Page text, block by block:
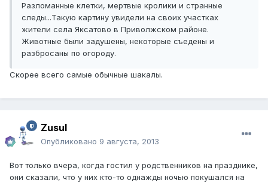
Разломанные клетки, мертвые кролики и странные
следы...Такую картину увидели на своих участках
жители села Яксатово в Приволжском районе.
Животные были задушены, некоторые съедены и
разбросаны по огороду.
Скорее всего самые обычные шакалы.
Zusul
Опубликовано 9 августа, 2013
Вот только вчера, когда гостил у родственников на празднике,
они сказали, что у них кто-то однажды ночью покушался на